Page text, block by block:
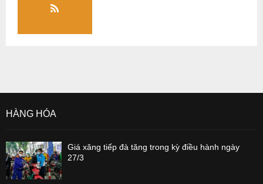
HÀNG HÓA
Giá xăng tiếp đà tăng trong kỳ điều hành ngày
27/3